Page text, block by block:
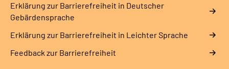
Erklärung zur Barrierefreiheit in Deutscher
Gebärdensprache
Erklärung zur Barrierefreiheit in Leichter Sprache
Feedback zur Barrierefreiheit